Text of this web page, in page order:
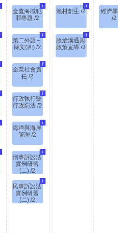
金廈海域犯
罪專題 /2
i
第二外語－
韓文(四) /2
i
企業社會責
任 /2
i
行政執行暨
行政罰法 /2
i
海洋與海岸
管理 /2
i
刑事訴訟法
實例研習
(二) /2
i
民事訴訟法
實例研習
(二) /2
i
漁村創生 /2
i
政治溝通與
政策宣導 /3
i
經濟
/2